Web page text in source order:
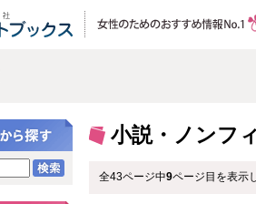
小説・ノンフ
全43ページ中9ページ目を表示